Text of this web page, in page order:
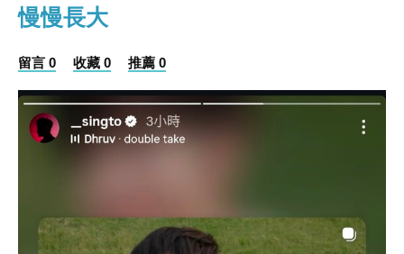
慢慢長大
留言 0 收藏 0 推薦 0